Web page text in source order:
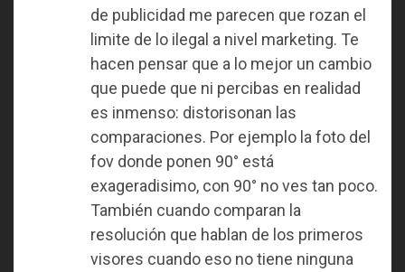
de publicidad me parecen que rozan el
limite de lo ilegal a nivel marketing. Te
hacen pensar que a lo mejor un cambio
que puede que ni percibas en realidad
es inmenso: distorisonan las
comparaciones. Por ejemplo la foto del
fov donde ponen 90° está
exageradisimo, con 90° no ves tan poco.
También cuando comparan la
resolución que hablan de los primeros
visores cuando eso no tiene ninguna